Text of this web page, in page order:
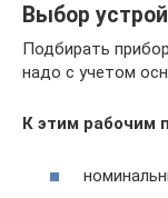
Выбор
Подбирать
надо с учетом
К этим рабочим